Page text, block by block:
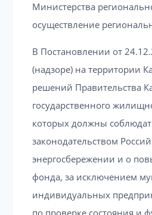
Министерства
осуществление
В Постановлении от
(надзоре) на территории
решений Правительства
государственного
которых должны
законодательством
энергосбережении и о
фонда, за исключением
индивидуальных
по проверке состояния и